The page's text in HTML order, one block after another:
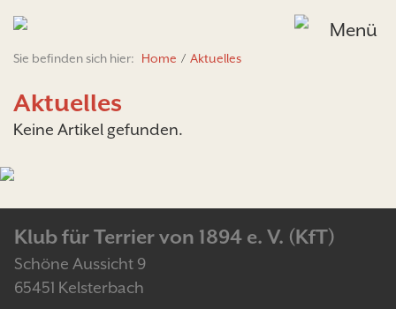
Menü
Sie befinden sich hier: Home / Aktuelles
Aktuelles
Keine Artikel gefunden.
Klub für Terrier von 1894 e. V. (KfT)
Schöne Aussicht 9
65451 Kelsterbach